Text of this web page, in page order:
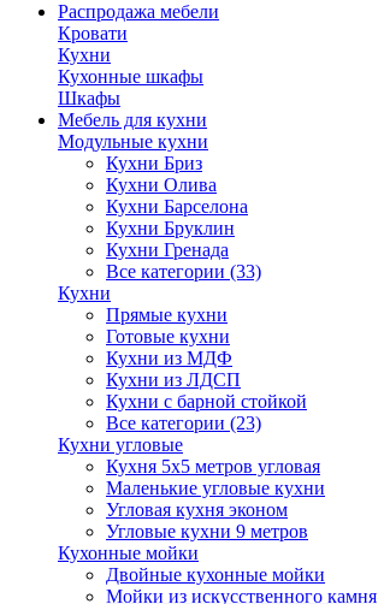
Распродажа мебели
Кровати
Кухни
Кухонные шкафы
Шкафы
Мебель для кухни
Модульные кухни
Кухни Бриз
Кухни Олива
Кухни Барселона
Кухни Бруклин
Кухни Гренада
Все категории (33)
Кухни
Прямые кухни
Готовые кухни
Кухни из МДФ
Кухни из ЛДСП
Кухни с барной стойкой
Все категории (23)
Кухни угловые
Кухня 5х5 метров угловая
Маленькие угловые кухни
Угловая кухня эконом
Угловые кухни 9 метров
Кухонные мойки
Двойные кухонные мойки
Мойки из искусственного камня